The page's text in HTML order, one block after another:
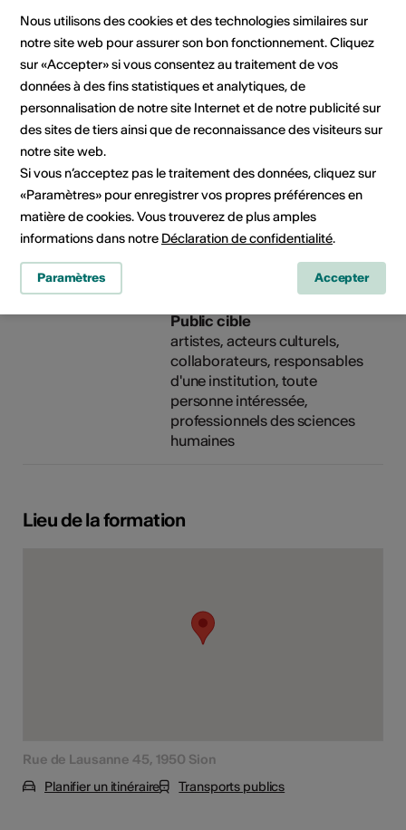
Numéro IBAN: CH72 8057
2000 0095 5211 0
Organisateur
Culture Valais
Rue de Lausanne 45
1950 Sion
Site Internet
Rubriques
culturelles
Public cible
artistes, acteurs culturels,
collaborateurs, responsables
d'une institution, toute
personne intéressée,
professionnels des sciences
humaines
Lieu de la formation
Rue de Lausanne 45, 1950 Sion
Planifier un itinéraire
Transports publics
Nous utilisons des cookies et des technologies similaires sur
notre site web pour assurer son bon fonctionnement. Cliquez
sur «Accepter» si vous consentez au traitement de vos
données à des fins statistiques et analytiques, de
personnalisation de notre site Internet et de notre publicité sur
des sites de tiers ainsi que de reconnaissance des visiteurs sur
notre site web.
Si vous n’acceptez pas le traitement des données, cliquez sur
«Paramètres» pour enregistrer vos propres préférences en
matière de cookies. Vous trouverez de plus amples
informations dans notre Déclaration de confidentialité.
Paramètres Accepter